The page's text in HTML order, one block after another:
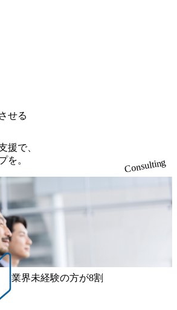
た全工程を行う「一気通貫体制」が
理解を持つコンサルタントが集うXs
member/)一部抜粋 - 伊勢山 昇吾氏:
事 - 鈴木健仁氏：新卒でベイカレン
レクターを経てXspearに参画 - 梶田
融業界における戦略策定、DX戦略立
強みを持ち、メディア・エンタメ業
立案、NFT等の新規事業立案を得意と
アクセンチュア出身。金融業界を中
新規事業立案、組織変革、規制対応等
を主導する。 - 天野 善仁氏：19卒Pw
シニアマネージャー 社員インタビュー
career/interviews/) 戦略だけの
ンサル業界の風雲児に聞く。“これ
方 (https://www.businessinsider.jp/articl
) Xspear Consultingがえるぼし認定
public/images/20260224131052_2abe7
https://storag
身のキャリア構築をめざす「キャリ
ており、月単位の決められた労働時
退社の時刻を社員の自己裁量に委
ンスを図りながら効率的に働くこと
祝休みの完全週休2日制 2025年度の
日、夏季9日、年末年始9日） 有給
日入社の場合）で、入社日に付与さ
の残日数は、翌年度に繰り越すこと
は、事由により取得可能日数は異な
続休暇を取得できます。 リフレッシ
る勤続年数ごとに、連続5日のリフレ
ます。 【育児や子の看護、介護など
対象：小学校1年修了時の3月31日まで
従業員※期間：通算3年間 短時間勤
せる
援で、
を。
Consulting
業界未経験の方が8割